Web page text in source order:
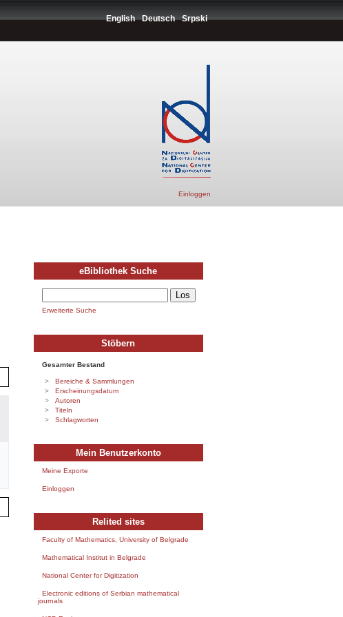
English Deutsch Srpski
Einloggen
eBibliothek Suche
Erweiterte Suche
Stöbern
Gesamter Bestand
Bereiche & Sammlungen
Erscheinungsdatum
Autoren
Titeln
Schlagworten
Mein Benutzerkonto
Meine Exporte
Einloggen
Relited sites
Faculty of Mathematics, University of Belgrade
Mathematical Institut in Belgrade
National Center for Digitization
Electronic editions of Serbian mathematical
journals